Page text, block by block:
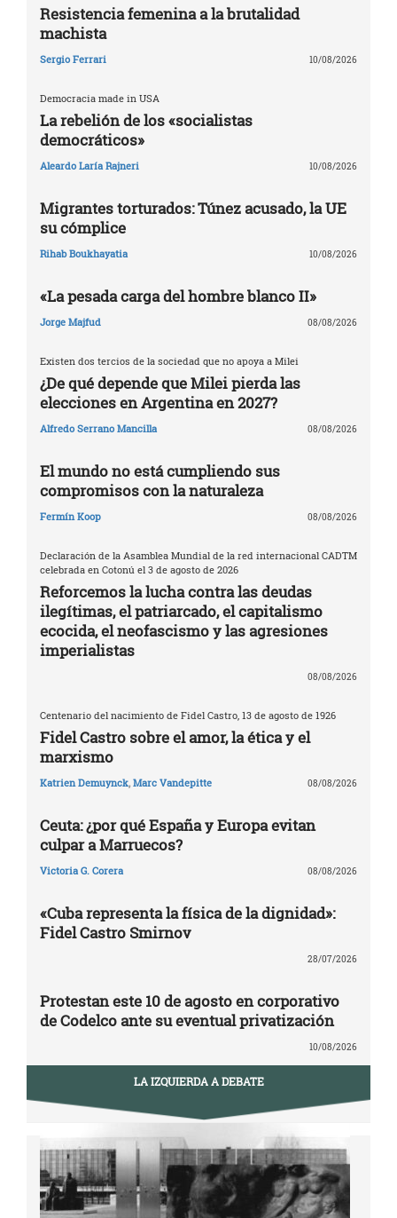
Resistencia femenina a la brutalidad
machista
Sergio Ferrari 10/08/2026
Democracia made in USA
La rebelión de los «socialistas
democráticos»
Aleardo Laría Rajneri 10/08/2026
Migrantes torturados: Túnez acusado, la UE
su cómplice
Rihab Boukhayatia 10/08/2026
«La pesada carga del hombre blanco II»
Jorge Majfud 08/08/2026
Existen dos tercios de la sociedad que no apoya a Milei
¿De qué depende que Milei pierda las
elecciones en Argentina en 2027?
Alfredo Serrano Mancilla 08/08/2026
El mundo no está cumpliendo sus
compromisos con la naturaleza
Fermín Koop 08/08/2026
Declaración de la Asamblea Mundial de la red internacional CADTM
celebrada en Cotonú el 3 de agosto de 2026
Reforcemos la lucha contra las deudas
ilegítimas, el patriarcado, el capitalismo
ecocida, el neofascismo y las agresiones
imperialistas
08/08/2026
Centenario del nacimiento de Fidel Castro, 13 de agosto de 1926
Fidel Castro sobre el amor, la ética y el
marxismo
Katrien Demuynck, Marc Vandepitte 08/08/2026
Ceuta: ¿por qué España y Europa evitan
culpar a Marruecos?
Victoria G. Corera 08/08/2026
«Cuba representa la física de la dignidad»:
Fidel Castro Smirnov
28/07/2026
Protestan este 10 de agosto en corporativo
de Codelco ante su eventual privatización
10/08/2026
LA IZQUIERDA A DEBATE